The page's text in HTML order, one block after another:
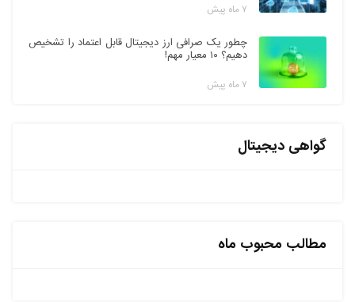
۷ ماه پیش
چطور یک صرافی ارز دیجیتال قابل اعتماد را تشخیص
دهیم؟ ۱۰ معیار مهم!
۷ ماه پیش
گواهی دیجیتال
مطالب محبوب ماه